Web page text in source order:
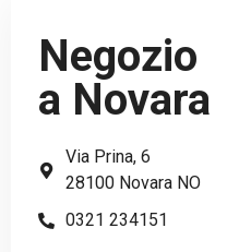
Negozio
a Novara
Via Prina, 6
28100 Novara NO
0321 234151